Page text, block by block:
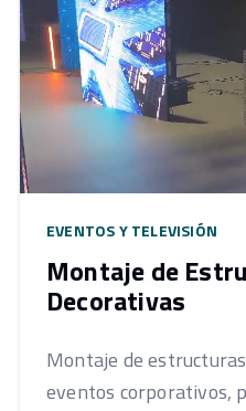
EVENTOS Y TELEVISIÓN
Montaje de
Decorativas
Montaje de
eventos corporativos,